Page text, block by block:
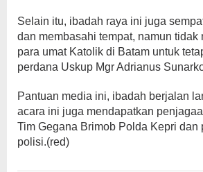
Selain itu, ibadah raya ini juga
dan membasahi tempat, namun tidak
para umat Katolik di Batam untuk
perdana Uskup Mgr Adrianus
Pantuan media ini, ibadah berjalan
acara ini juga mendapatkan
Tim Gegana Brimob Polda Kepri dan
polisi.(red)